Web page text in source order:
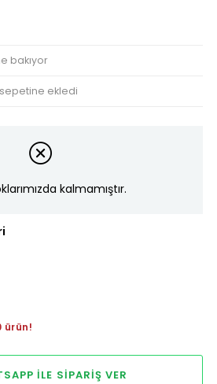
bakıyor
ekledi
kalmamıştır.
ürün!
ILE SIPARIŞ VER